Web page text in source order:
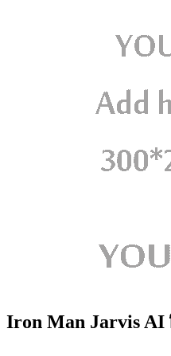
Iron Man Jarvis AI কি